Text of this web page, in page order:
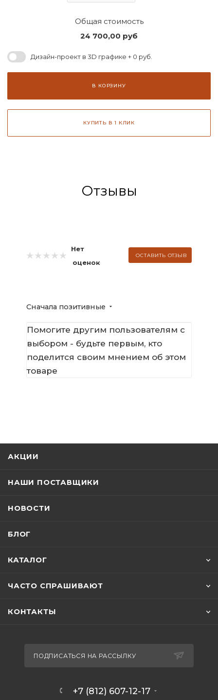
Общая стоимость
24 700,00 руб
Дизайн-проект в 3D графике + 0 руб.
В КОРЗИНУ
КУПИТЬ В 1 КЛИК
Отзывы
Нет
оценок
ОСТАВИТЬ ОТЗЫВ
Сначала позитивные
Помогите другим пользователям с
выбором - будьте первым, кто
поделится своим мнением об этом
товаре
АКЦИИ
НАШИ ПОСТАВЩИКИ
НОВОСТИ
БЛОГ
КАТАЛОГ
ЧАСТО СПРАШИВАЮТ
КОНТАКТЫ
ПОДПИСАТЬСЯ НА РАССЫЛКУ
+7 (812) 607-12-17